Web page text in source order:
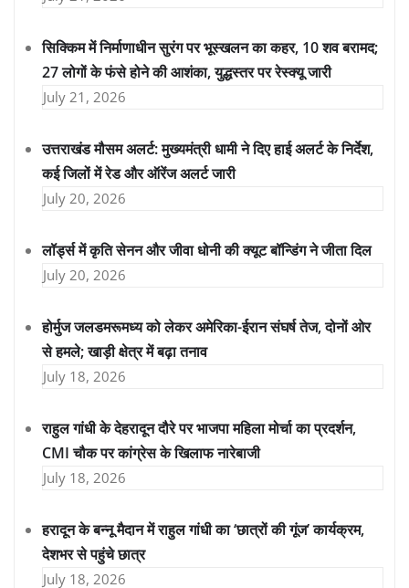
सिक्किम में निर्माणाधीन सुरंग पर भूस्खलन का कहर, 10 शव बरामद;
27 लोगों के फंसे होने की आशंका, युद्धस्तर पर रेस्क्यू जारी
July 21, 2026
उत्तराखंड मौसम अलर्ट: मुख्यमंत्री धामी ने दिए हाई अलर्ट के निर्देश,
कई जिलों में रेड और ऑरेंज अलर्ट जारी
July 20, 2026
लॉर्ड्स में कृति सेनन और जीवा धोनी की क्यूट बॉन्डिंग ने जीता दिल
July 20, 2026
होर्मुज जलडमरूमध्य को लेकर अमेरिका-ईरान संघर्ष तेज, दोनों ओर
से हमले; खाड़ी क्षेत्र में बढ़ा तनाव
July 18, 2026
राहुल गांधी के देहरादून दौरे पर भाजपा महिला मोर्चा का प्रदर्शन,
CMI चौक पर कांग्रेस के खिलाफ नारेबाजी
July 18, 2026
हरादून के बन्नू मैदान में राहुल गांधी का ‘छात्रों की गूंज’ कार्यक्रम,
देशभर से पहुंचे छात्र
July 18, 2026